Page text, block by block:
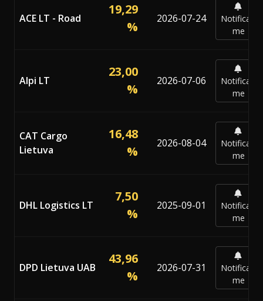
ACE LT - Road
19,29
%
2026-07-24
Notificar-
me
Alpi LT
23,00
%
2026-07-06
Notificar-
me
CAT Cargo
Lietuva
16,48
%
2026-08-04
Notificar-
me
DHL Logistics LT
7,50
%
2025-09-01
Notificar-
me
DPD Lietuva UAB
43,96
%
2026-07-31
Notificar-
me